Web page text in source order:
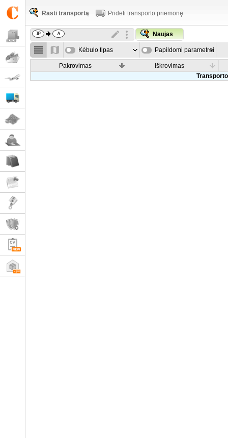
Rasti transportą Pridėti transporto priemonę
Naujas
Kėbulo tipas Papildomi parametrai
Pakrovimas
Iškrovimas